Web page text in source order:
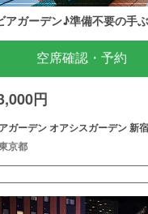
アガーデン♪準備不要の手
空席確認・予約
円
ガーデン オアシスガーデン 新宿
京都